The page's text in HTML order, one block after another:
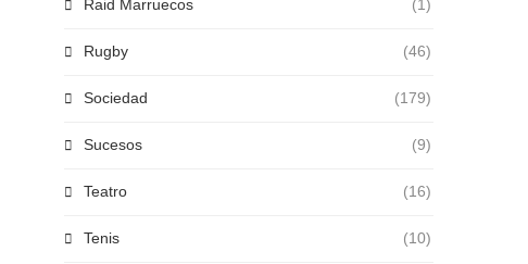
Raid Marruecos (1)
Rugby (46)
Sociedad (179)
Sucesos (9)
Teatro (16)
Tenis (10)